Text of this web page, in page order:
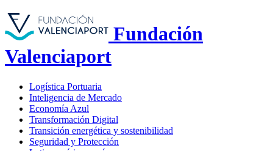
Fundación
Valenciaport
Logística Portuaria
Inteligencia de Mercado
Economía Azul
Transformación Digital
Transición energética y sostenibilidad
Seguridad y Protección